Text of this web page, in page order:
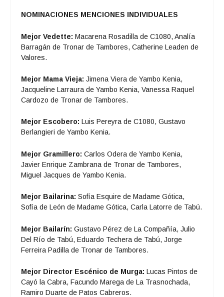
NOMINACIONES MENCIONES INDIVIDUALES
Mejor Vedette: Macarena Rosadilla de C1080, Analía
Barragán de Tronar de Tambores, Catherine Leaden de
Valores.
Mejor Mama Vieja: Jimena Viera de Yambo Kenia,
Jacqueline Larraura de Yambo Kenia, Vanessa Raquel
Cardozo de Tronar de Tambores.
Mejor Escobero:Luis Pereyra de C1080, Gustavo
Berlangieri de Yambo Kenia.
Mejor Gramillero:Carlos Odera de Yambo Kenia,
Javier Enrique Zambrana de Tronar de Tambores,
Miguel Jacques de Yambo Kenia.
Mejor Bailarina:Sofía Esquire de Madame Gótica,
Sofía de León de Madame Gótica, Carla Latorre de Tabú.
Mejor Bailarín: Gustavo Pérez de La Compañía, Julio
Del Río de Tabú, Eduardo Techera de Tabú, Jorge
Ferreira Padilla de Tronar de Tambores.
Mejor Director Escénico de Murga: Lucas Pintos de
Cayó la Cabra, Facundo Marega de La Trasnochada,
Ramiro Duarte de Patos Cabreros.